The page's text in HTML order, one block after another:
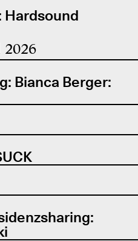
Hardsound
Bianca Berger: